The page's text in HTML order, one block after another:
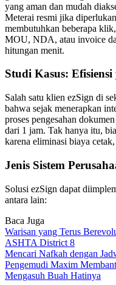
yang aman dan mudah
Meterai resmi jika
membutuhkan beberapa
MOU, NDA, atau invoice
hitungan menit.
Studi Kasus:
Salah satu klien ezSign di
bahwa sejak menerapkan
proses pengesahan
dari 1 jam. Tak hanya itu,
karena eliminasi biaya
Jenis Sistem
Solusi ezSign dapat
antara lain:
Baca Juga
Warisan yang Terus
ASHTA District 8
Mencari Nafkah dengan
Pengemudi Maxim
Mengasuh Buah Hatinya